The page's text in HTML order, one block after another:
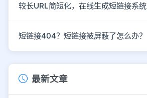
较长URL简短化，在线生成短链接系统
短链接404？短链接被屏蔽了怎么办？
最新文章